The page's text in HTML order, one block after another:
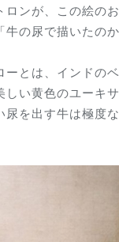
ロンが、この絵の
の尿で描いたの
とは、インドの
しい黄色のユーキ
を出す牛は極度